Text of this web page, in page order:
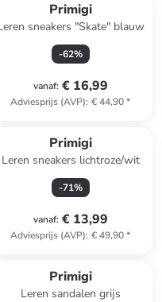
Primigi
sneakers "Skate" blauw
-62%
vanaf: € 16,99
Adviesprijs (AVP): € 44,90*
Primigi
Leren sneakers lichtroze/wit
-71%
vanaf: € 13,99
Adviesprijs (AVP): € 49,90*
Primigi
Leren sandalen grijs